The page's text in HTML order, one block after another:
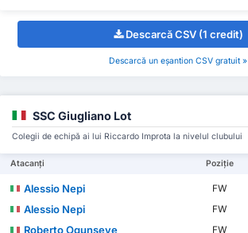
Descarcă CSV (1 credit)
Descarcă un eșantion CSV gratuit »
SSC Giugliano Lot
Colegii de echipă ai lui Riccardo Improta la nivelul clubului
Atacanți Poziție
Alessio Nepi FW
Alessio Nepi
FW
Roberto Ogunseye
FW